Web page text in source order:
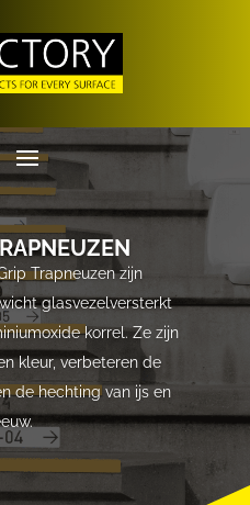
Trapneuzen zijn
glasvezelversterkt
korrel. Ze zijn
kleur, verbeteren de
de hechting van ijs en